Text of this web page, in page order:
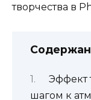
творчества в
Эффект
шагом к